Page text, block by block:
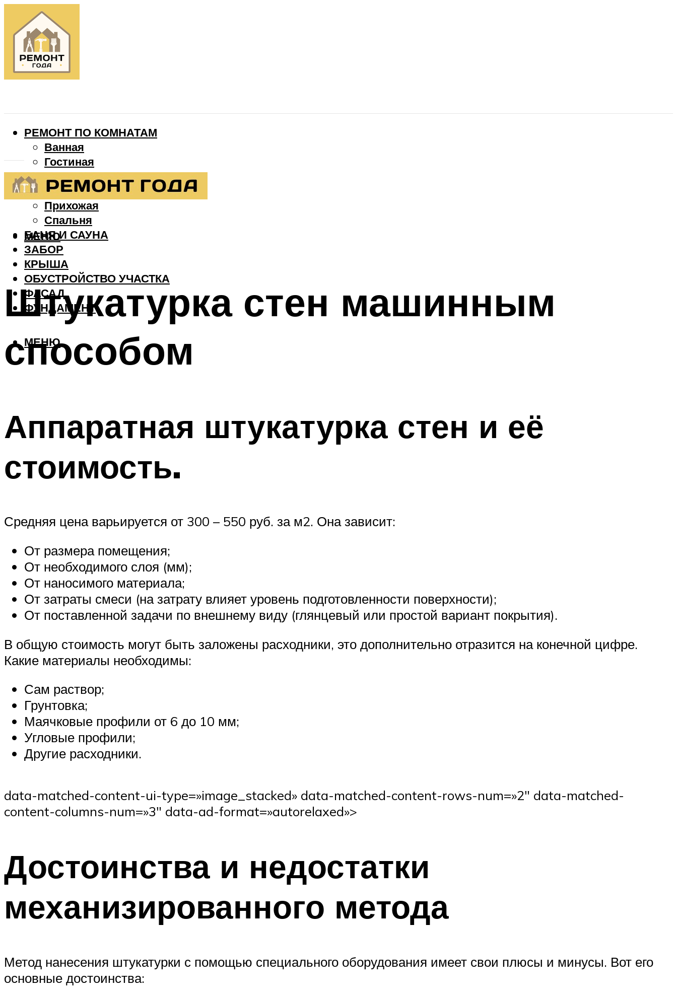
РЕМОНТ ПО КОМНАТАМ
Ванная
Гостиная
Детская
Кухня
Прихожая
Спальня
БАНЯ И САУНА
ЗАБОР
КРЫША
ОБУСТРОЙСТВО УЧАСТКА
ФАСАД
ФУНДАМЕНТ
МЕНЮ
МЕНЮ
Штукатурка стен машинным
способом
Аппаратная штукатурка стен и её
стоимость.
Средняя цена варьируется от 300 – 550 руб. за м2. Она зависит:
От размера помещения;
От необходимого слоя (мм);
От наносимого материала;
От затраты смеси (на затрату влияет уровень подготовленности поверхности);
От поставленной задачи по внешнему виду (глянцевый или простой вариант покрытия).
В общую стоимость могут быть заложены расходники, это дополнительно отразится на конечной цифре.
Какие материалы необходимы:
Сам раствор;
Грунтовка;
Маячковые профили от 6 до 10 мм;
Угловые профили;
Другие расходники.
data-matched-content-ui-type=»image_stacked» data-matched-content-rows-num=»2″ data-matched-
content-columns-num=»3″ data-ad-format=»autorelaxed»>
Достоинства и недостатки
механизированного метода
Метод нанесения штукатурки с помощью специального оборудования имеет свои плюсы и минусы. Вот его
основные достоинства: